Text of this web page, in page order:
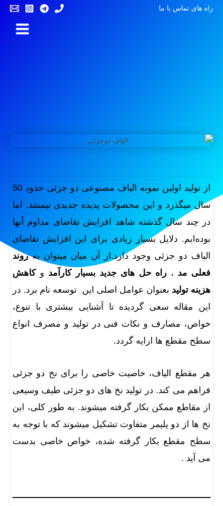
راه های تماس با ما
از تولید اولین نمونه الیاف مصنوعی دو جزئی حدود 50
سال میگذرد و این محصولات پدیده جدیدی نیستند. اما
در چند سال گذشته شاهد افزایش تقاضای مداوم آنها
بوده‌ایم. دلایل بسیار زیادی برای این افزایش تقاضای
الیاف دو جزئی وجود دارد.از آن میان میتوان بهروند
فعلی مد ، راه حل های جدید بسیار کارآمد وکاهش
هزینه تولید بعنوان عوامل اصلی این توسعه نام برد. در
این مقاله سعی گردیده تا آشنایی بیشتری با تنوع،
خواص، مصارف و نکات فنی در تولید و مصرف انواع
سطح مقطع ها ارایه گردد.
هر مقطع الیاف، خاصیت خاصی را برای نخ دو جزئی
فراهم می کند. در تولید نخ های دو جزئی طیف وسیعی
از مقاطع ممکن بکار گرفته میشوند. به طور کلی، این
نخ ها از دو پلیمر متفاوت تشکیل میشوند که با توجه به
سطح مقطع بکار گرفته شده، خواص خاصی بدست
می آید .